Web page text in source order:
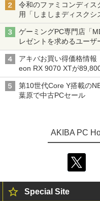
令和のファミコンディス
用「しましまディスクシ
ゲーミングPC専門店「
レゼントを求めるユーザ
アキバお買い得価格情
eon RX 9070 XTが
ニターが9,801円、暑さ
第10世代Core Y搭載の
葉原で中古PCセール
AKIBA PC
Special Site